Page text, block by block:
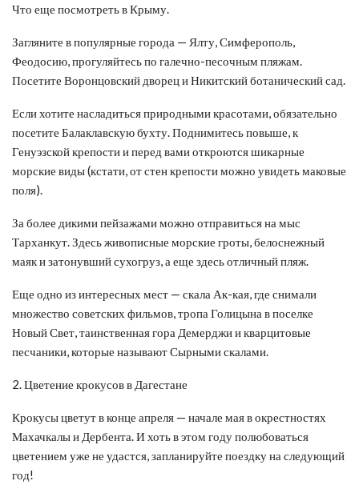
Что еще посмотреть в Крыму.
Загляните в популярные города — Ялту, Симферополь,
Феодосию, прогуляйтесь по галечно-песочным пляжам.
Посетите Воронцовский дворец и Никитский ботанический сад.
Если хотите насладиться природными красотами, обязательно
посетите Балаклавскую бухту. Поднимитесь повыше, к
Генуэзской крепости и перед вами откроются шикарные
морские виды (кстати, от стен крепости можно увидеть маковые
поля).
За более дикими пейзажами можно отправиться на мыс
Тарханкут. Здесь живописные морские гроты, белоснежный
маяк и затонувший сухогруз, а еще здесь отличный пляж.
Еще одно из интересных мест — скала Ак-кая, где снимали
множество советских фильмов, тропа Голицына в поселке
Новый Свет, таинственная гора Демерджи и кварцитовые
песчаники, которые называют Сырными скалами.
2. Цветение крокусов в Дагестане
Крокусы цветут в конце апреля — начале мая в окрестностях
Махачкалы и Дербента. И хоть в этом году полюбоваться
цветением уже не удастся, запланируйте поездку на следующий
год!